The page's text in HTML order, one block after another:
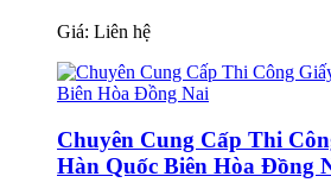
Giá: Liên hệ
Chuyên Cung Cấp Thi
Hàn Quốc Biên Hòa Đồng